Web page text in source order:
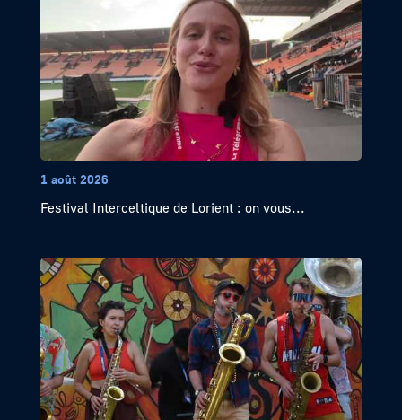
1 août 2026
Festival Interceltique de Lorient : on vous...